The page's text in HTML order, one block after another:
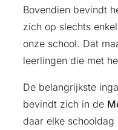
Bovendien bevindt
zich op slechts
onze school. Dat
leerlingen die met
De belangrijkste
bevindt zich in de
daar elke